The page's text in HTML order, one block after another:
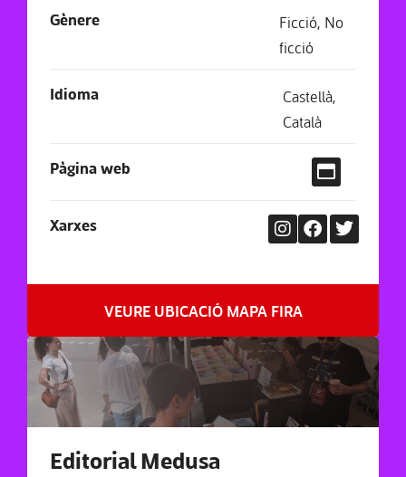
Gènere Ficció, No
ficció
Idioma Castellà,
Català
Pàgina web
Xarxes
VEURE UBICACIÓ MAPA FIRA
Editorial Medusa